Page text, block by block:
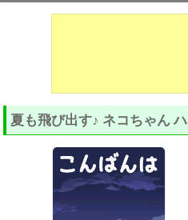
夏も飛び出す♪ ネコちゃん